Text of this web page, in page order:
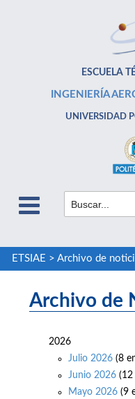
ESCUELA
INGENIERÍA
UNIVERSIDAD
ETSIAE > Archivo de
Archivo de
2026
Julio 2026 (8
Junio 2026 (12
Mayo 2026 (9